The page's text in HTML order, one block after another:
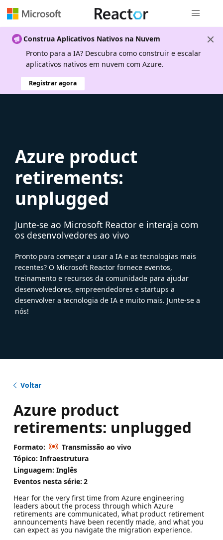
Construa Aplicativos Nativos na Nuvem
Pronto para a IA? Descubra como construir e escalar
aplicativos nativos em nuvem com Azure.
Registrar agora
Azure product
retirements:
unplugged
Junte-se ao Microsoft Reactor e interaja com
os desenvolvedores ao vivo
Pronto para começar a usar a IA e as tecnologias mais
recentes? O Microsoft Reactor fornece eventos,
treinamento e recursos da comunidade para ajudar
desenvolvedores, empreendedores e startups a
desenvolver a tecnologia de IA e muito mais. Junte-se a
nós!
Voltar
Azure product
retirements: unplugged
Formato:
Transmissão ao vivo
Tópico: Infraestrutura
Linguagem: Inglês
Eventos nesta série: 2
Hear for the very first time from Azure engineering
leaders about the process through which Azure
retirements are communicated, what product retirement
announcements have been recently made, and what you
can expect as you navigate the migration experience.